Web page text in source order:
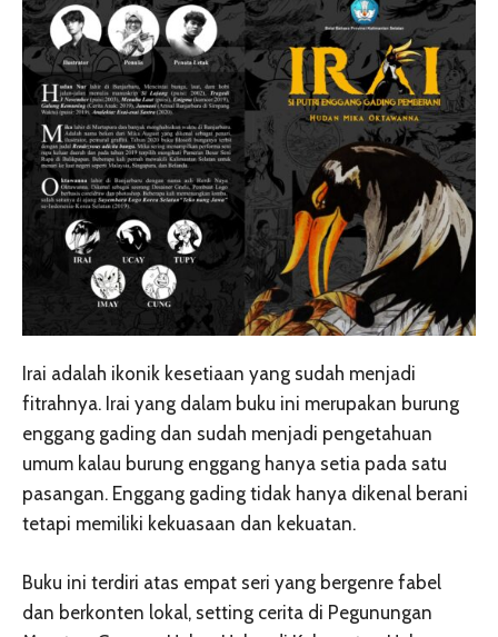
Irai adalah ikonik kesetiaan yang sudah menjadi
fitrahnya. Irai yang dalam buku ini merupakan burung
enggang gading dan sudah menjadi pengetahuan
umum kalau burung enggang hanya setia pada satu
pasangan. Enggang gading tidak hanya dikenal berani
tetapi memiliki kekuasaan dan kekuatan.
Buku ini terdiri atas empat seri yang bergenre fabel
dan berkonten lokal, setting cerita di Pegunungan